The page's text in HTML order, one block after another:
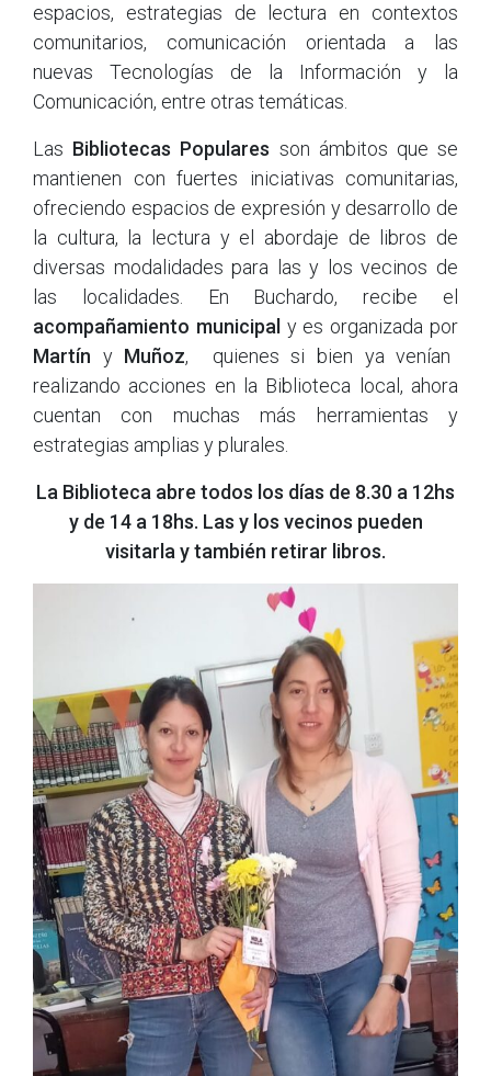
espacios, estrategias de lectura en contextos
comunitarios, comunicación orientada a las
nuevas Tecnologías de la Información y la
Comunicación, entre otras temáticas.
Las Bibliotecas Populares son ámbitos que se
mantienen con fuertes iniciativas comunitarias,
ofreciendo espacios de expresión y desarrollo de
la cultura, la lectura y el abordaje de libros de
diversas modalidades para las y los vecinos de
las localidades. En Buchardo, recibe el
acompañamiento municipal y es organizada por
Martín yMuñoz, quienes si bien ya venían
realizando acciones en la Biblioteca local, ahora
cuentan con muchas más herramientas y
estrategias amplias y plurales.
La Biblioteca abre todos los días de 8.30 a 12hs
y de 14 a 18hs. Las y los vecinos pueden
visitarla y también retirar libros.